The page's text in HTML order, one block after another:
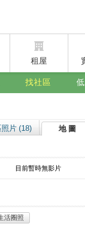
租屋
找社區
片 (18) 地 圖
目前暫時無影片
活圈照